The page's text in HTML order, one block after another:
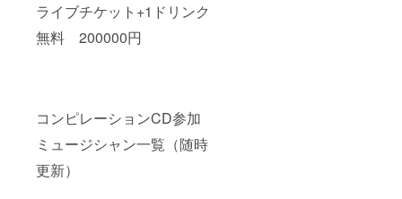
ライブチケット+1ドリンク
無料 200000円
コンピレーションCD参加
ミュージシャン一覧（随時
更新）